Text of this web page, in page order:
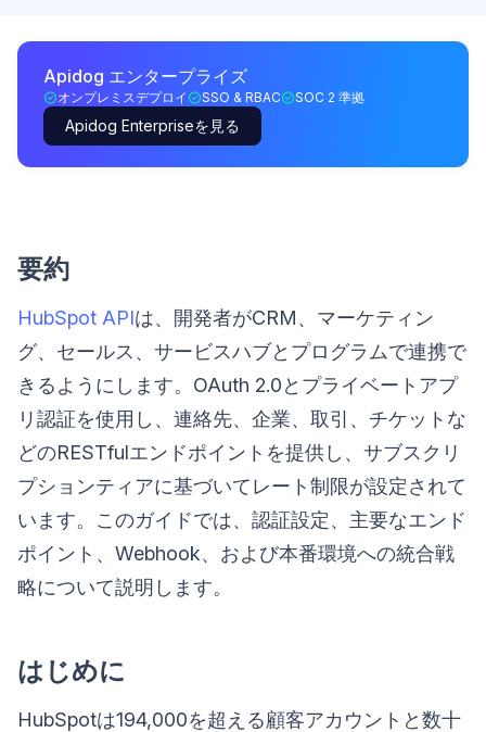
Apidog エンタープライズ
オンプレミスデプロイ SSO & RBAC SOC 2 準拠
Apidog Enterpriseを見る
要約
HubSpot APIは、開発者がCRM、マーケティン
グ、セールス、サービスハブとプログラムで連携で
きるようにします。OAuth 2.0とプライベートアプ
リ認証を使用し、連絡先、企業、取引、チケットな
どのRESTfulエンドポイントを提供し、サブスクリ
プションティアに基づいてレート制限が設定されて
います。このガイドでは、認証設定、主要なエンド
ポイント、Webhook、および本番環境への統合戦
略について説明します。
はじめに
HubSpotは194,000を超える顧客アカウントと数十